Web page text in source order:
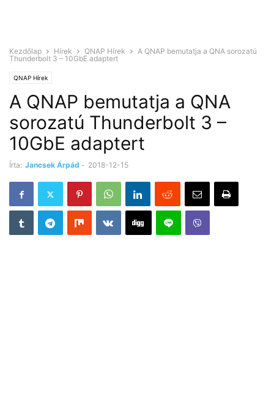
Kezdőlap Hírek QNAP Hírek
A QNAP bemutatja a QNA sorozatú
Thunderbolt 3 – 10GbE adaptert
QNAP Hírek
A QNAP bemutatja a QNA
sorozatú Thunderbolt 3 –
10GbE adaptert
Írta: Jancsek Árpád - 2018-12-15